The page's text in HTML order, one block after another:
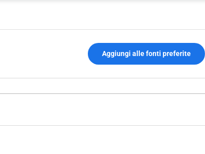
Aggiungi alle fonti preferite